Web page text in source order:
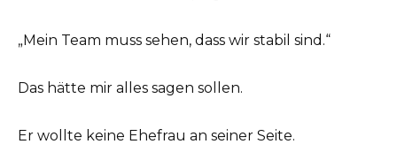
„Mein Team muss sehen, dass wir stabil sind.“
Das hätte mir alles sagen sollen.
Er wollte keine Ehefrau an seiner Seite.